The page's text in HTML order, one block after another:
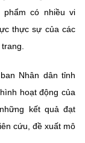
có nhiều vi
thực sự của các
Nhân dân tỉnh
hoạt động của
kết quả đạt
cứu, đề xuất mô